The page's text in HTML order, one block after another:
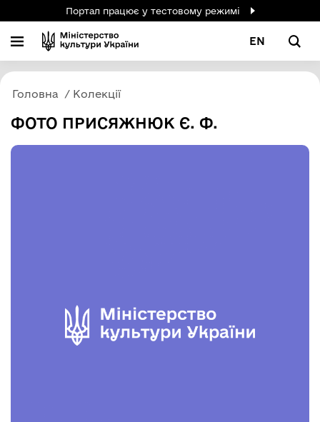
Портал працює у тестовому режимі
EN
Головна Колекції
ФОТО ПРИСЯЖНЮК Є. Ф.